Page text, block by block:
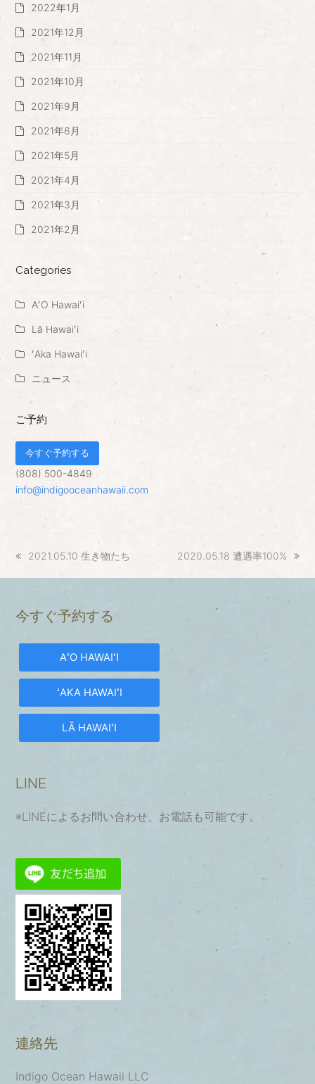
2022年1月
2021年12月
2021年11月
2021年10月
2021年9月
2021年6月
2021年5月
2021年4月
2021年3月
2021年2月
Categories
AʻO Hawaiʻi
Lā Hawaiʻi
ʻAka Hawaiʻi
ニュース
ご予約
今すぐ予約する
(808) 500-4849
info@indigooceanhawaii.com
previous
2021.05.10 生き物たち
next
2020.05.18 遭遇率100%
今すぐ予約する
AʻO HAWAIʻI
ʻAKA HAWAIʻI
LĀ HAWAIʻI
LINE
※LINEによるお問い合わせ、お電話も可能です。
連絡先
Indigo Ocean Hawaii LLC